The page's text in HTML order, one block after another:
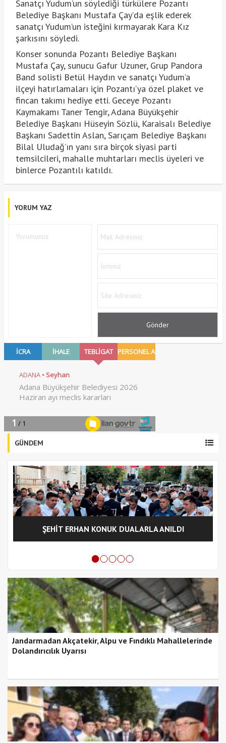
Sanatçı Yudum’un söylediği türkülere Pozantı
Belediye Başkanı Mustafa Çay’da eşlik ederek
sanatçı Yudum’un isteğini kırmayarak Kara Kız
şarkısını söyledi.
Konser sonunda Pozantı Belediye Başkanı
Mustafa Çay, sunucu Gafur Uzuner, Grup Pandora
Band solisti Betül Haydın ve sanatçı Yudum’a
ilçeyi hatırlamaları için Pozantı’ya özel plaket ve
fincan takımı hediye etti. Geceye Pozantı
Kaymakamı Taner Tengir, Adana Büyükşehir
Belediye Başkanı Hüseyin Sözlü, Karaisalı Belediye
Başkanı Sadettin Aslan, Sarıçam Belediye Başkanı
Bilal Uludağ’ın yanı sıra birçok siyasi parti
temsilcileri, mahalle muhtarları meclis üyeleri ve
binlerce Pozantılı katıldı.
YORUM YAZ
GÜNDEM
ŞEHİT ERHAN KONUK DUALARLA ANILDI
Jandarmadan Akçatekir, Alpu ve Fındıklı Mahallelerinde
Dolandırıcılık Uyarısı